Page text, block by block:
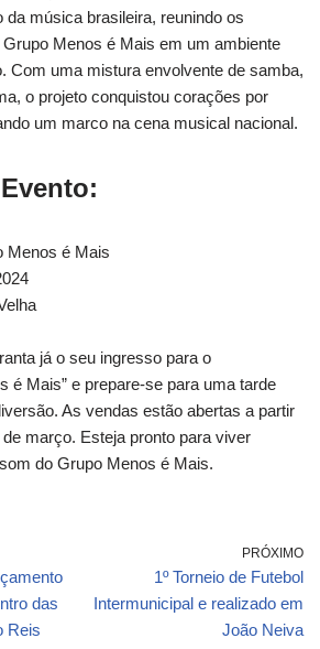
da música brasileira, reunindo os
Menos é Mais em um ambiente
Com uma mistura envolvente de samba,
o projeto conquistou corações por
um marco na cena musical nacional.
Menos é Mais
já o seu ingresso para o
é Mais” e prepare-se para uma tarde
As vendas estão abertas a partir
março. Esteja pronto para viver
do Grupo Menos é Mais.
das
Reis
PRÓXIMO
1º Torneio de Futebol
Intermunicipal e realizado em
João Neiva